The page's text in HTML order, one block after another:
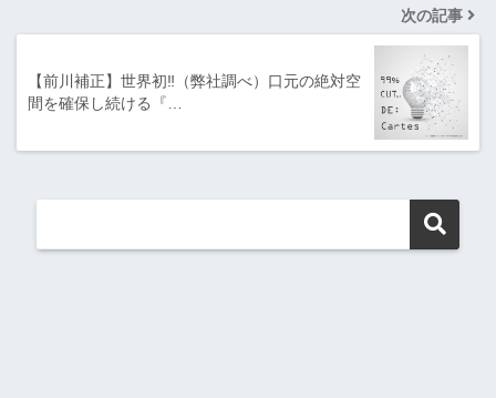
次の記事
【前川補正】世界初‼（弊社調べ）口元の絶対空
間を確保し続ける『…